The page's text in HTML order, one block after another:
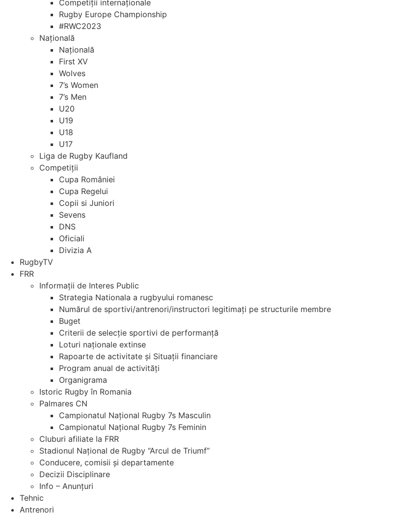
Competiții internaționale
Rugby Europe Championship
#RWC2023
Națională
Națională
First XV
Wolves
7’s Women
7’s Men
U20
U19
U18
U17
Liga de Rugby Kaufland
Competiții
Cupa României
Cupa Regelui
Copii si Juniori
Sevens
DNS
Oficiali
Divizia A
RugbyTV
FRR
Informații de Interes Public
Strategia Nationala a rugbyului romanesc
Numărul de sportivi/antrenori/instructori legitimați pe structurile membre
Buget
Criterii de selecție sportivi de performanță
Loturi naționale extinse
Rapoarte de activitate și Situații financiare
Program anual de activități
Organigrama
Istoric Rugby în Romania
Palmares CN
Campionatul Național Rugby 7s Masculin
Campionatul Național Rugby 7s Feminin
Cluburi afiliate la FRR
Stadionul Național de Rugby “Arcul de Triumf”
Conducere, comisii și departamente
Decizii Disciplinare
Info – Anunțuri
Tehnic
Antrenori